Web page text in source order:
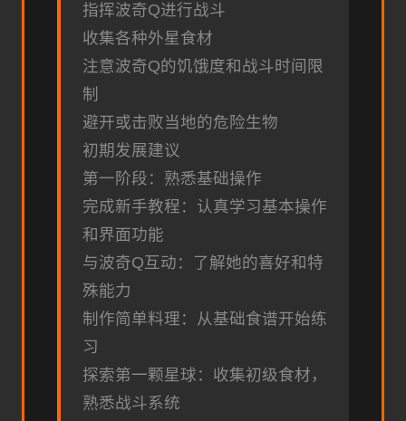
指挥波奇Q进行战斗
收集各种外星食材
注意波奇Q的饥饿度和战斗时间限
制
避开或击败当地的危险生物
初期发展建议
第一阶段：熟悉基础操作
完成新手教程：认真学习基本操作
和界面功能
与波奇Q互动：了解她的喜好和特
殊能力
制作简单料理：从基础食谱开始练
习
探索第一颗星球：收集初级食材，
熟悉战斗系统